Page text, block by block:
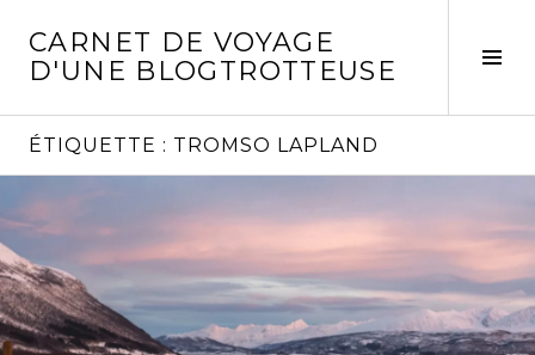
contenu
CARNET DE VOYAGE
D'UNE BLOGTROTTEUSE
ÉTIQUETTE : TROMSO LAPLAND